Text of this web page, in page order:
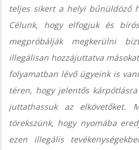
teljes sikert a helyi bűnüldöző
Célunk, hogy elfogjuk és
megpróbálják megkerülni
illegálisan hozzájuttatva
folyamatban lévő ügyeink is
téren, hogy jelentős
juttathassuk az
törekszünk, hogy nyomába
ezen illegális